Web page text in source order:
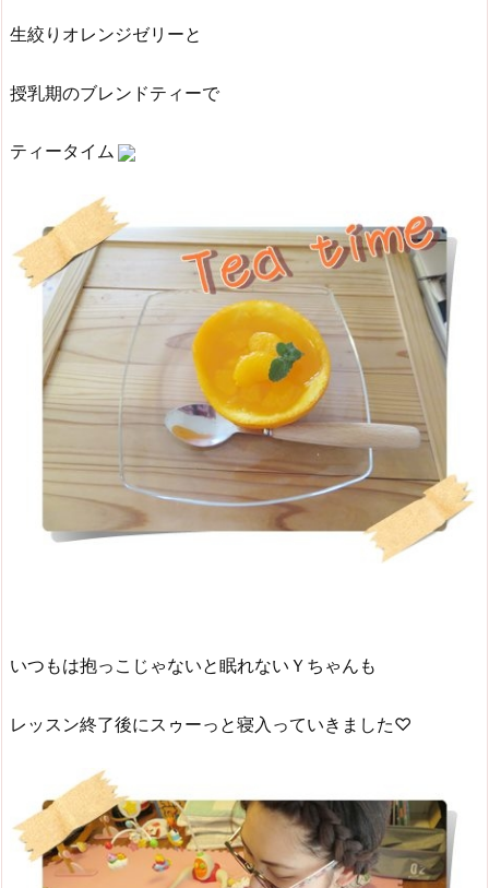
生絞りオレンジゼリーと
授乳期のブレンドティーで
ティータイム
いつもは抱っこじゃないと眠れないＹちゃんも
レッスン終了後にスゥーっと寝入っていきました♡